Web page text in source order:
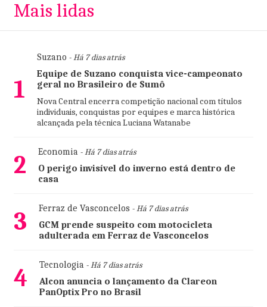
Mais lidas
1
Suzano - Há 7 dias atrás
Equipe de Suzano conquista vice-campeonato
geral no Brasileiro de Sumô
Nova Central encerra competição nacional com títulos
individuais, conquistas por equipes e marca histórica
alcançada pela técnica Luciana Watanabe
2 Economia- Há 7 dias atrás
O perigo invisível do inverno está dentro de
casa
3 Ferraz de Vasconcelos - Há 7 dias atrás
GCM prende suspeito com motocicleta
adulterada em Ferraz de Vasconcelos
4 Tecnologia- Há 7 dias atrás
Alcon anuncia o lançamento da Clareon
PanOptix Pro no Brasil